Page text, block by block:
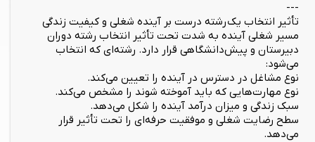
---
تأثیر انتخاب یک رشته درست بر آینده شغلی و کیفیت زندگی
مسیر شغلی آینده به شدت تحت تأثیر انتخاب رشته دوران
دبیرستان و پیش‌دانشگاهی قرار دارد. رشته‌ای که انتخاب
می‌شود:
نوع مشاغل در دسترس در آینده را تعیین می‌کند.
نوع مهارت‌هایی که باید آموخته شوند را مشخص می‌کند.
سبک زندگی و میزان درآمد آینده را شکل می‌دهد.
سطح رضایت شغلی و موفقیت حرفه‌ای را تحت تأثیر قرار
می‌دهد.